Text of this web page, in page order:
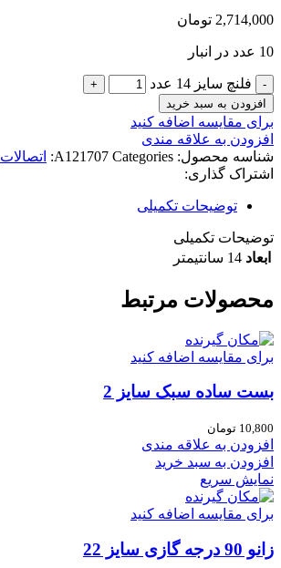
2,714,000 تومان
10 عدد در انبار
فلنچ سایز 14 عدد
افزودن به سبد خرید
برای مقایسه اضافه کنید
افزودن به علاقه مندی
شناسه محصول:
A121707 Categories: اتصالات
اشتراک گذاری:
توضیحات تکمیلی
توضیحات تکمیلی
ابعاد 14 سانتیمتر
محصولات مرتبط
برای مقایسه اضافه کنید
بست ساده سبک سایز 2
10,800 تومان
افزودن به علاقه مندی
افزودن به سبد خرید
نمایش سریع
برای مقایسه اضافه کنید
زانو 90 درجه گازی سایز 22